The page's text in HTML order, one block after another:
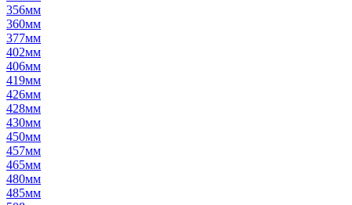
356мм
360мм
377мм
402мм
406мм
419мм
426мм
428мм
430мм
450мм
457мм
465мм
480мм
485мм